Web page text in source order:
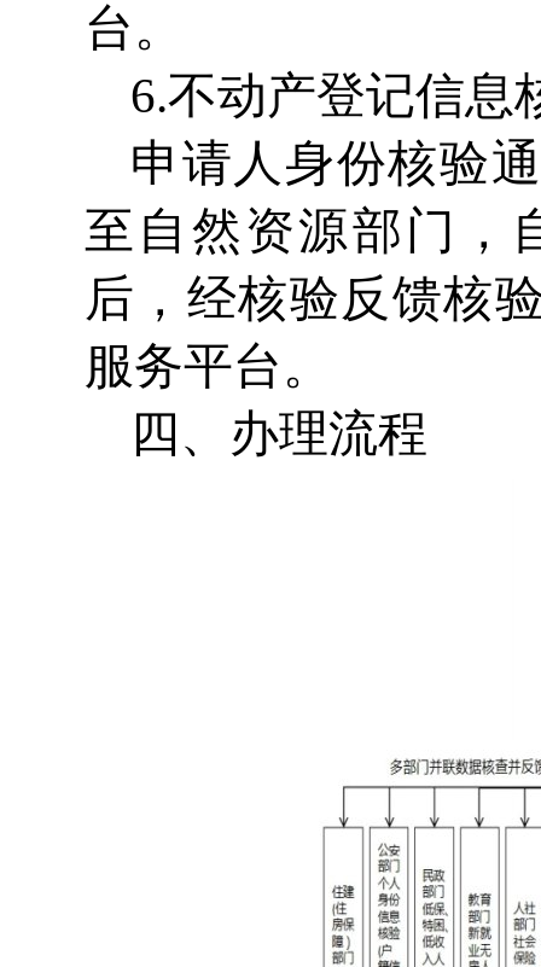
台。
6.不动产登记信息
申请人身份核验
至自然资源部门，
后，经核验反馈核
服务平台。
四、办理流程